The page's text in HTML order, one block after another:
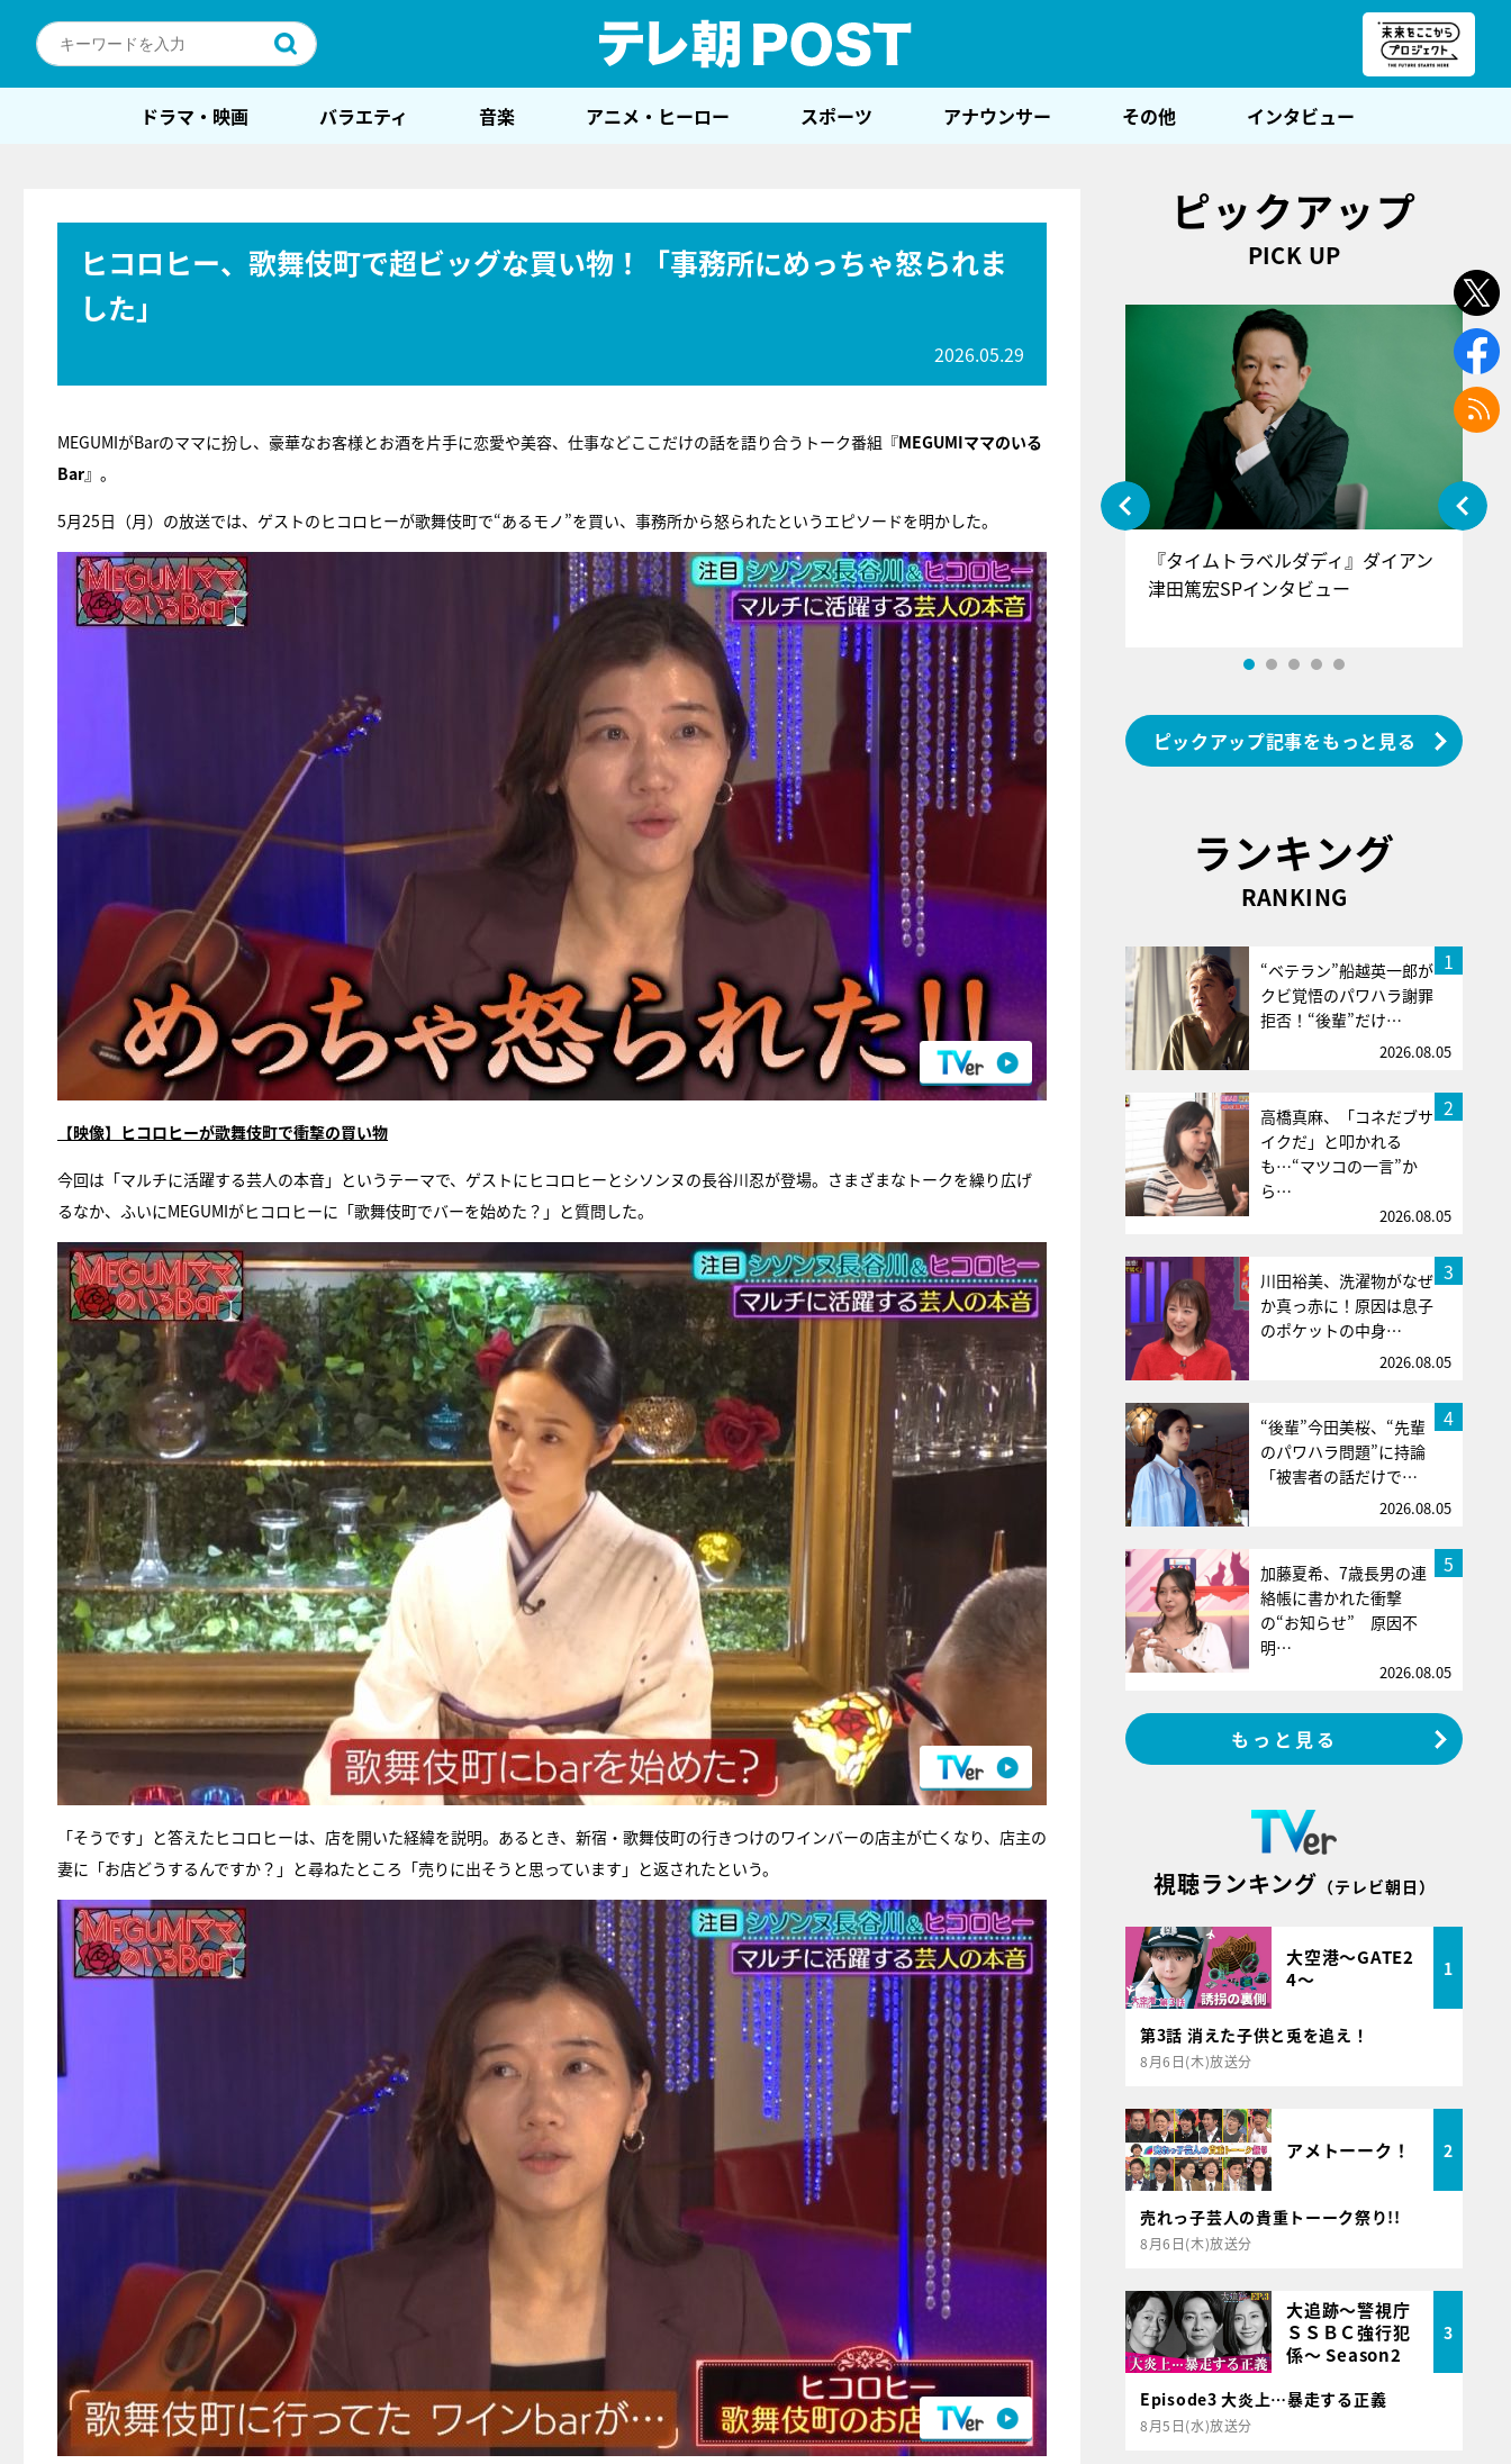
ドラマ・映画 バラエティ 音楽 アニメ・ヒーロー スポーツ アナウンサー その他 インタビュー
ヒコロヒー、歌舞伎町で超ビッグな買い物！「事務所にめっちゃ怒られま
した」
2026.05.29
MEGUMIがBarのママに扮し、豪華なお客様とお酒を片手に恋愛や美容、仕事などここだけの話を語り合うトーク番組『MEGUMIママのいる
Bar』。
5月25日（月）の放送では、ゲストのヒコロヒーが歌舞伎町で“あるモノ”を買い、事務所から怒られたというエピソードを明かした。
【映像】ヒコロヒーが歌舞伎町で衝撃の買い物
今回は「マルチに活躍する芸人の本音」というテーマで、ゲストにヒコロヒーとシソンヌの長谷川忍が登場。さまざまなトークを繰り広げ
るなか、ふいにMEGUMIがヒコロヒーに「歌舞伎町でバーを始めた？」と質問した。
「そうです」と答えたヒコロヒーは、店を開いた経緯を説明。あるとき、新宿・歌舞伎町の行きつけのワインバーの店主が亡くなり、店主の
妻に「お店どうするんですか？」と尋ねたところ「売りに出そうと思っています」と返されたという。
ピックアップ
PICK UP
『アイ＝ラブ！げーみんぐ』＝LOV
E齋藤樹愛羅＆佐々木舞香SPインタ
ビュー
『タイムトラベルダディ』ダイアン
津田篤宏SPインタビュー
ピックアップ記事をもっと見る
ランキング
RANKING
1
“ベテラン”船越英一郎が
クビ覚悟のパワハラ謝罪
拒否！“後輩”だけ…
2026.08.05
2
高橋真麻、「コネだブサ
イクだ」と叩かれる
も…“マツコの一言”か
ら…
2026.08.05
3
川田裕美、洗濯物がなぜ
か真っ赤に！原因は息子
のポケットの中身…
2026.08.05
4
“後輩”今田美桜、“先輩
のパワハラ問題”に持論
「被害者の話だけで…
2026.08.05
5
加藤夏希、7歳長男の連
絡帳に書かれた衝撃
の“お知らせ” 原因不
明…
2026.08.05
もっと見る
視聴ランキング （テレビ朝日）
大空港～GATE2
4～
1
第3話 消えた子供と兎を追え！
8月6日(木)放送分
アメトーーク！ 2
売れっ子芸人の貴重トーーク祭り!!
8月6日(木)放送分
大追跡～警視庁
ＳＳＢＣ強行犯
係～ Season2
3
Episode3 大炎上…暴走する正義
8月5日(水)放送分